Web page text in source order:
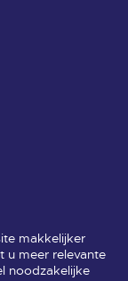
makkelijker
u meer relevante
noodzakelijke